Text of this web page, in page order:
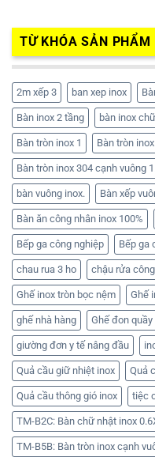
TỪ KHÓA SẢN PHẨM
2m xếp 3 ban xep inox
Bàn inox 2 tầng bàn inox
Bàn tròn inox 1 Bàn tròn
Bàn tròn inox 304 cạnh vuông
bàn vuông inox. Bàn xếp
Bàn ăn công nhân inox 100%
Bếp ga công nghiệp Bếp ga
chau rua 3 ho chậu rửa
Ghế inox tròn bọc nệm Ghế
ghế nhà hàng Ghế đon
giường đơn y tế nâng đầu
Quả cầu giữ nhiệt inox Quả
Quả cầu thông gió inox tiệc
TM-B2C: Bàn chữ nhật inox
TM-B5B: Bàn tròn inox cạnh